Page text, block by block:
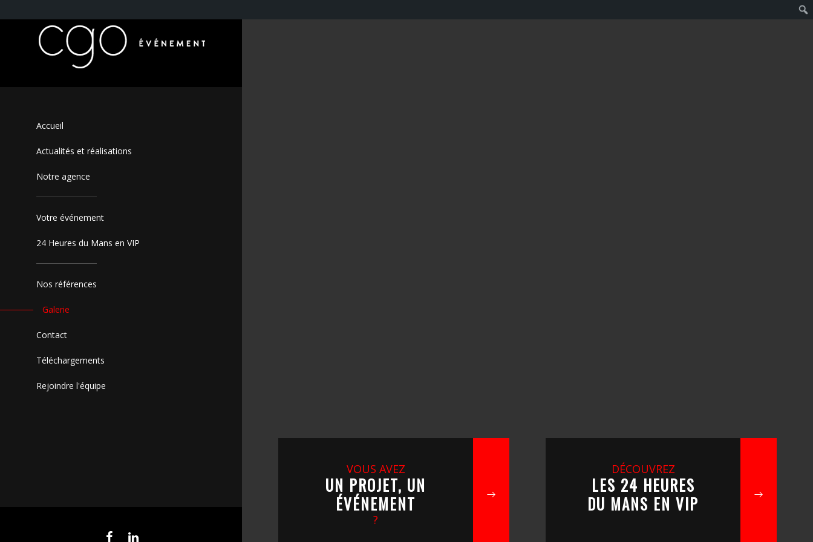
Accueil
Actualités et réalisations
Notre agence
Votre événement
24 Heures du Mans en VIP
Nos références
Galerie
Contact
Téléchargements
Rejoindre l'équipe
VOUS AVEZ
UN PROJET, UN
ÉVÉNEMENT
?
DÉCOUVREZ
LES 24 HEURES
DU MANS EN VIP